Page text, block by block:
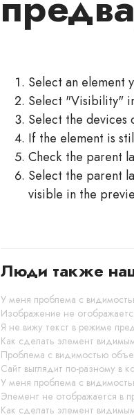
Select an element
Select "Visibility"
Select the devices
If the element is
Check the parent
Select the parent
visible in the
Люди также
У меня проблема с
Изображение не
Я не вижу текст в режиме
Как сделать элемент
Проблема с видимостью
Сайт выглядит по-разному в
У меня проблема с
Элемент не отображается в
Как сделать элемент